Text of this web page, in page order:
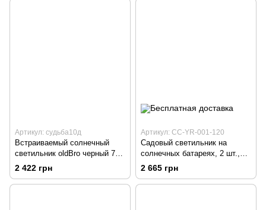
Артикул: судьба10д
Встраиваемый солнечный
светильник oldBro черный 70
см 2 шт
2 422 грн
Артикул: CC-YR-001-120
Садовый светильник на
солнечных батареях, 2 шт.,
фейерверк, 120 светодиодов.
2 665 грн